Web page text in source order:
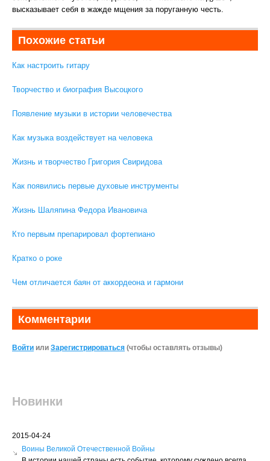
высказывает себя в жажде мщения за поруганную честь.
Похожие статьи
Как настроить гитару
Творчество и биография Высоцкого
Появление музыки в истории человечества
Как музыка воздействует на человека
Жизнь и творчество Григория Свиридова
Как появились первые духовые инструменты
Жизнь Шаляпина Федора Ивановича
Кто первым препарировал фортепиано
Кратко о роке
Чем отличается баян от аккордеона и гармони
Комментарии
Войти или Зарегистрироваться (чтобы оставлять отзывы)
Новинки
2015-04-24
Воины Великой Отечественной Войны